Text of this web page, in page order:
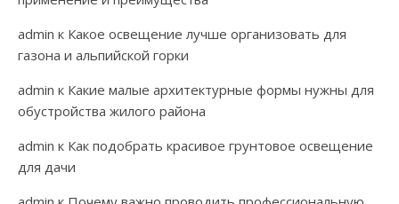
admin к Какое освещение лучше организовать для
газона и альпийской горки
admin к Какие малые архитектурные формы нужны для
обустройства жилого района
admin к Как подобрать красивое грунтовое освещение
для дачи